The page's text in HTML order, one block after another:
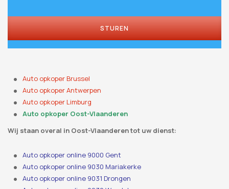
STUREN
Auto opkoper Brussel
Auto opkoper Antwerpen
Auto opkoper Limburg
Auto opkoper Oost-Vlaanderen
Wij staan ​​overal in Oost-Vlaanderen tot uw dienst:
Auto opkoper online 9000 Gent
Auto opkoper online 9030 Mariakerke
Auto opkoper online 9031 Drongen